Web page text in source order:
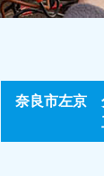
奈良市左京